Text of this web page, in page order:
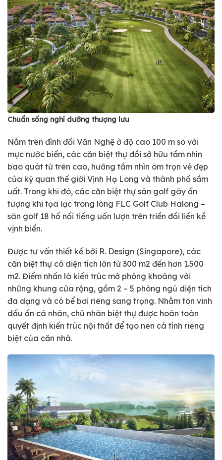
Chuẩn sống nghỉ dưỡng thượng lưu
Nằm trên đỉnh đồi Văn Nghệ ở độ cao 100 m so với
mực nước biển, các căn biệt thự đồi sở hữu tầm nhìn
bao quát từ trên cao, hướng tầm nhìn ôm trọn vẻ đẹp
của kỳ quan thế giới Vịnh Hạ Long và thành phố sầm
uất. Trong khi đó, các căn biệt thự sân golf gây ấn
tượng khi tọa lạc trong lòng FLC Golf Club Halong –
sân golf 18 hố nổi tiếng uốn lượn trên triền đồi liền kề
vịnh biển.
Được tư vấn thiết kế bởi R. Design (Singapore), các
căn biệt thự có diện tích lớn từ 300 m2 đến hơn 1.500
m2. Điểm nhấn là kiến trúc mở phóng khoáng với
những khung cửa rộng, gồm 2 – 5 phòng ngủ diện tích
đa dạng và có bể bơi riêng sang trọng. Nhằm tôn vinh
dấu ấn cá nhân, chủ nhân biệt thự được hoàn toàn
quyết định kiến trúc nội thất để tạo nên cá tính riêng
biệt của căn nhà.